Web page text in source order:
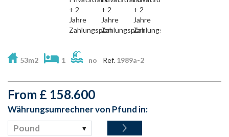
53m2 1 no Ref. 1989a-2
From £ 158.600
Währungsumrechner von Pfund in:
Pound